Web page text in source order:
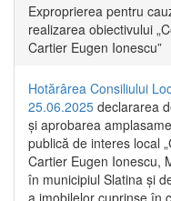
Exproprierea pentru
realizarea obiectivului
Cartier Eugen Ionescu”
Hotărârea Consiliului
25.06.2025 declararea
și aprobarea
publică de interes local
Cartier Eugen Ionescu,
în municipiul Slatina și
a imobilelor cuprinse în